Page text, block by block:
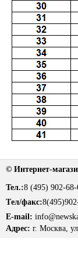
Размерная
Контакты
Обратная
Вопрос-Ответ
© Интернет-
Тел.:8 (495) 902-68-
Tел/факс:
E-mail:
Адрес: г. Москва,